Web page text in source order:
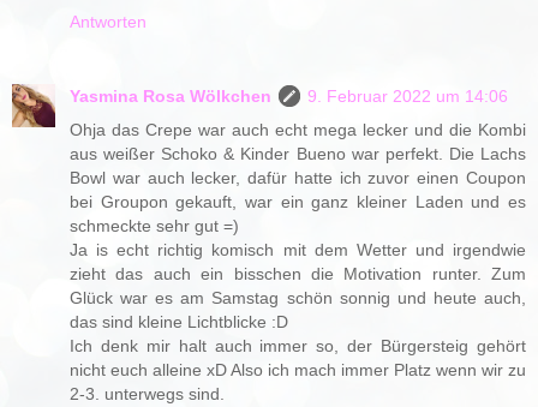
Antworten
Yasmina Rosa Wölkchen
9. Februar 2022 um 14:06
Ohja das Crepe war auch echt mega lecker und die Kombi
aus weißer Schoko & Kinder Bueno war perfekt. Die Lachs
Bowl war auch lecker, dafür hatte ich zuvor einen Coupon
bei Groupon gekauft, war ein ganz kleiner Laden und es
schmeckte sehr gut =)
Ja is echt richtig komisch mit dem Wetter und irgendwie
zieht das auch ein bisschen die Motivation runter. Zum
Glück war es am Samstag schön sonnig und heute auch,
das sind kleine Lichtblicke :D
Ich denk mir halt auch immer so, der Bürgersteig gehört
nicht euch alleine xD Also ich mach immer Platz wenn wir zu
2-3. unterwegs sind.